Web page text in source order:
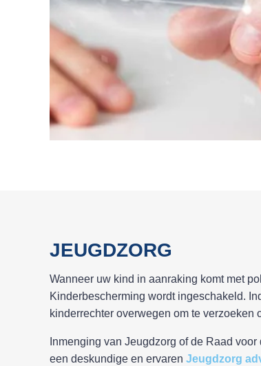
JEUGDZORG
Wanneer uw kind in aanraking komt met
Kinderbescherming wordt ingeschakeld.
kinderrechter overwegen om te verzoeken
Inmenging van Jeugdzorg of de Raad
een deskundige en ervaren Jeugdzorg